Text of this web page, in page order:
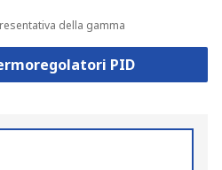
della gamma
PID